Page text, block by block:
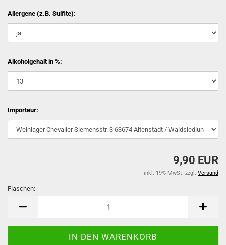
Allergene (z.B. Sulfite):
Alkoholgehalt in %:
Importeur:
9,90 EUR
inkl. 19% MwSt. zzgl. Versand
Flaschen: